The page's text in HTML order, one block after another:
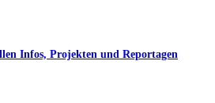
Infos, Projekten und Reportagen